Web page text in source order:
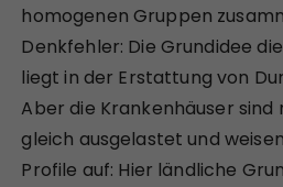
homogenen Gruppen
Denkfehler: Die Grundidee
liegt in der Erstattung von
Aber die Krankenhäuser
gleich ausgelastet und
Profile auf: Hier ländliche